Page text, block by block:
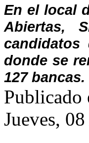
En el local
Abiertas,
donde se
127 bancas.
Publicado
Jueves,